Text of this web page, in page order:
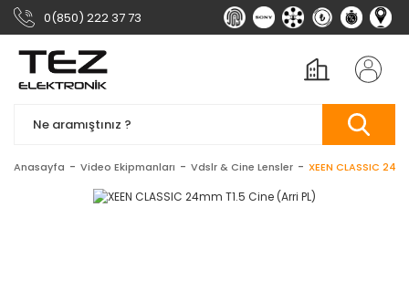
0(850) 222 37 73
Anasayfa Video Ekipmanları Vdslr & Cine Lensler XEEN CLASSIC